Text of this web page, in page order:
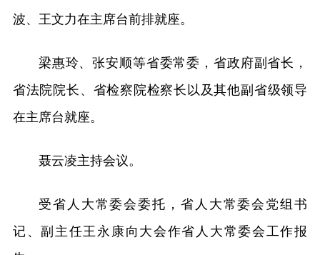
波、王文力在主席台前排就座。
梁惠玲、张安顺等省委常委，省政府副省长，
省法院院长、省检察院检察长以及其他副省级领导
在主席台就座。
聂云凌主持会议。
受省人大常委会委托，省人大常委会党组书
记、副主任王永康向大会作省人大常委会工作报